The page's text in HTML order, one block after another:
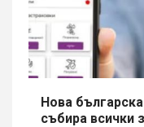
Нова
събира всички